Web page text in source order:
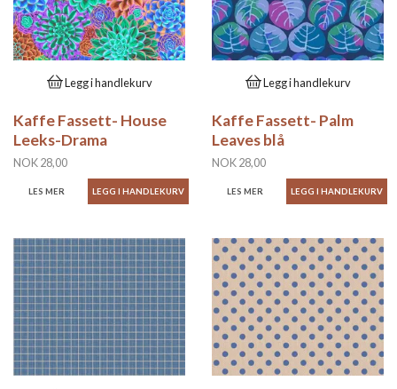
Legg i handlekurv
Kaffe Fassett- House
Leeks-Drama
NOK 28,00
LES MER
Legg i handlekurv
Kaffe Fassett- Palm
Leaves blå
NOK 28,00
LES MER